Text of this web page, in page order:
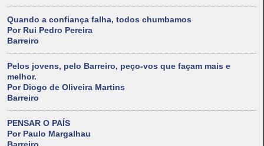
Quando a confiança falha, todos chumbamos
Por Rui Pedro Pereira
Barreiro
Pelos jovens, pelo Barreiro, peço-vos que façam mais e
melhor.
Por Diogo de Oliveira Martins
Barreiro
PENSAR O PAÍS
Por Paulo Margalhau